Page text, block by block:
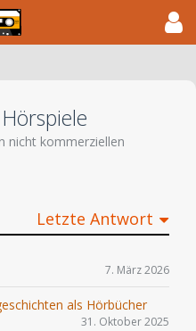
nicht kommerziellen
Letzte Antwort
7. März 2026
als Hörbücher
31. Oktober 2025